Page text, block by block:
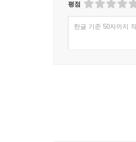
평점
한글 기준 50자까지